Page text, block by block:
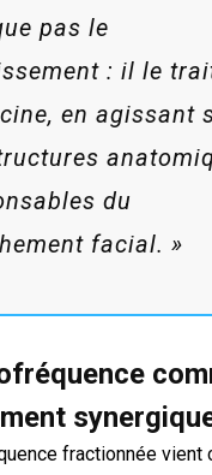
pas le
: il le
en agissant
du
facial. »
fractionnée vient